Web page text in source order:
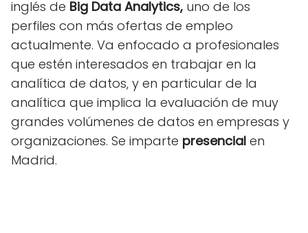
inglés de Big Data Analytics, uno de los
perfiles con más ofertas de empleo
actualmente. Va enfocado a profesionales
que estén interesados en trabajar en la
analítica de datos, y en particular de la
analítica que implica la evaluación de muy
grandes volúmenes de datos en empresas y
organizaciones. Se imparte presencial en
Madrid.